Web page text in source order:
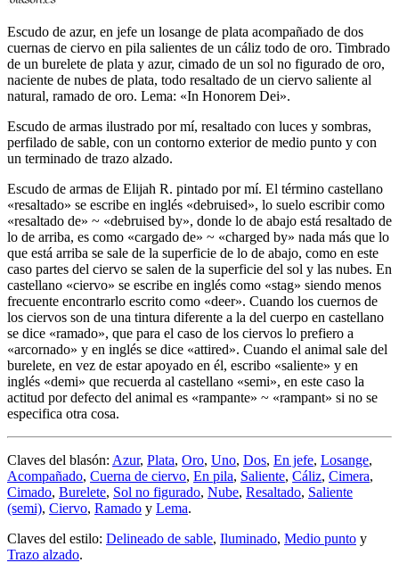
Escudo de azur, en jefe un losange de plata acompañado de dos
cuernas de ciervo en pila salientes de un cáliz todo de oro. Timbrado
de un burelete de plata y azur, cimado de un sol no figurado de oro,
naciente de nubes de plata, todo resaltado de un ciervo saliente al
natural, ramado de oro. Lema: «In Honorem Dei».
Escudo de armas ilustrado por mí, resaltado con luces y sombras,
perfilado de sable, con un contorno exterior de medio punto y con
un terminado de trazo alzado.
Escudo de armas de Elijah R. pintado por mí. El término castellano
«resaltado» se escribe en inglés «debruised», lo suelo escribir como
«resaltado de» ~ «debruised by», donde lo de abajo está resaltado de
lo de arriba, es como «cargado de» ~ «charged by» nada más que lo
que está arriba se sale de la superficie de lo de abajo, como en este
caso partes del ciervo se salen de la superficie del sol y las nubes. En
castellano «ciervo» se escribe en inglés como «stag» siendo menos
frecuente encontrarlo escrito como «deer». Cuando los cuernos de
los ciervos son de una tintura diferente a la del cuerpo en castellano
se dice «ramado», que para el caso de los ciervos lo prefiero a
«arcornado» y en inglés se dice «attired». Cuando el animal sale del
burelete, en vez de estar apoyado en él, escribo «saliente» y en
inglés «demi» que recuerda al castellano «semi», en este caso la
actitud por defecto del animal es «rampante» ~ «rampant» si no se
especifica otra cosa.
Claves del blasón: Azur, Plata, Oro, Uno, Dos, En jefe, Losange,
Acompañado, Cuerna de ciervo, En pila, Saliente, Cáliz, Cimera,
Cimado, Burelete, Sol no figurado, Nube, Resaltado, Saliente
(semi), Ciervo, Ramado y Lema.
Claves del estilo: Delineado de sable, Iluminado, Medio punto y
Trazo alzado.